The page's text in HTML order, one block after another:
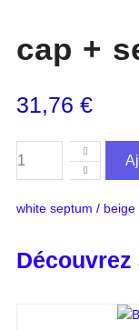
cap +
31,76 €
white septum /
Découvrez